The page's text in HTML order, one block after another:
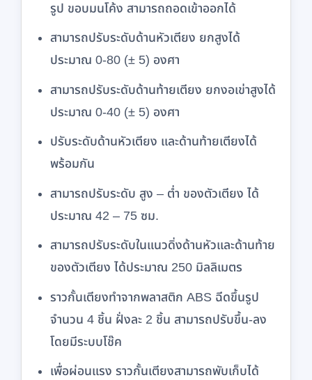
รูป ขอบมนโค้ง สามารถถอดเข้าออกได้
สามารถปรับระดับด้านหัวเตียง ยกสูงได้
ประมาณ 0-80 (± 5) องศา
สามารถปรับระดับด้านท้ายเตียง ยกงอเข่าสูงได้
ประมาณ 0-40 (± 5) องศา
ปรับระดับด้านหัวเตียง และด้านท้ายเตียงได้
พร้อมกัน
สามารถปรับระดับ สูง – ต่ำ ของตัวเตียง ได้
ประมาณ 42 – 75 ซม.
สามารถปรับระดับในแนวดิ่งด้านหัวและด้านท้าย
ของตัวเตียง ได้ประมาณ 250 มิลลิเมตร
ราวกั้นเตียงทำจากพลาสติก ABS ฉีดขึ้นรูป
จำนวน 4 ชิ้น ฝั่งละ 2 ชิ้น สามารถปรับขึ้น-ลง
โดยมีระบบโช๊ค
เพื่อผ่อนแรง ราวกั้นเตียงสามารถพับเก็บได้